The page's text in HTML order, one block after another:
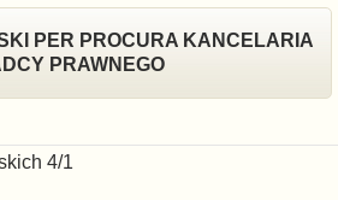
PER PROCURA KANCELARIA
PRAWNEGO
4/1